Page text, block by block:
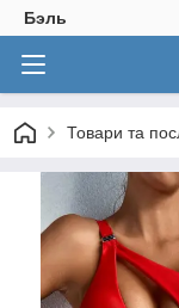
Бэль
Товари та